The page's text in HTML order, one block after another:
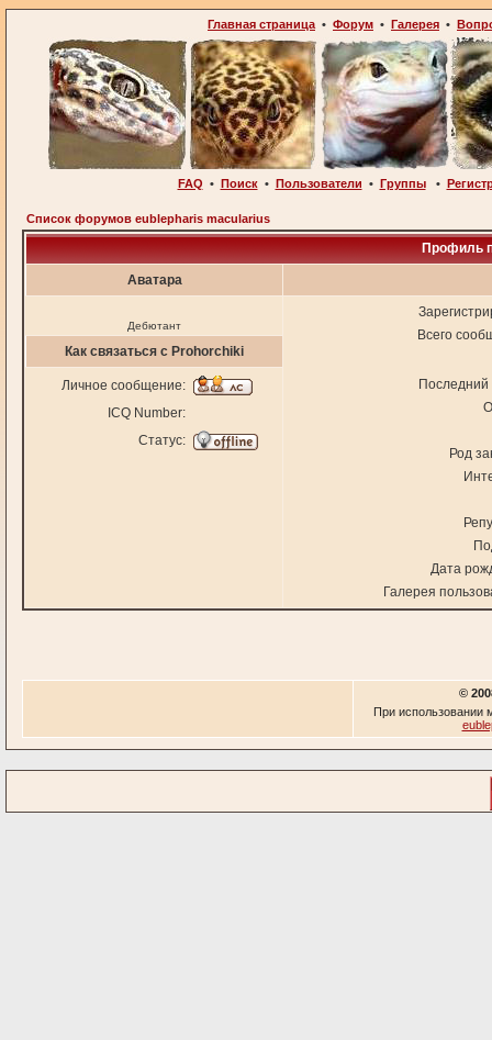
Главная страница • Форум • Галерея •
FAQ • Поиск• Пользователи • Группы•
Список форумов eublepharis macularius
Профиль
Аватара
Дебютант
Всего
Последний
Род
Дата
Галерея
Как связаться с Prohorchiki
Личное сообщение:
ICQ Number:
Статус:
©
При использовании